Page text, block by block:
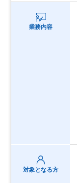
業務内容
対象となる方